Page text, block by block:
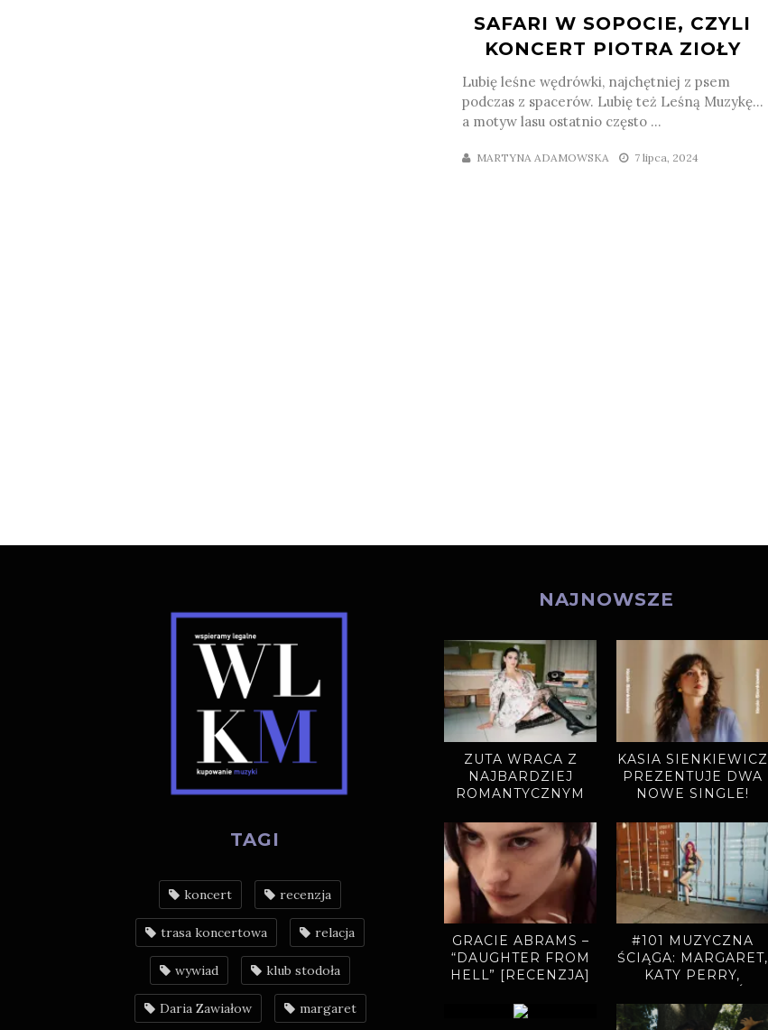
SAFARI W SOPOCIE, CZYLI
KONCERT PIOTRA ZIOŁY
Lubię leśne wędrówki, najchętniej z psem
podczas z spacerów. Lubię też Leśną Muzykę…
a motyw lasu ostatnio często ...
MARTYNA ADAMOWSKA 7 lipca, 2024
TAGI
koncert recenzja
trasa koncertowa relacja
wywiad klub stodoła
Daria Zawiałow margaret
NAJNOWSZE
ZUTA WRACA Z
NAJBARDZIEJ
ROMANTYCZNYM
„MIODOWE LATA”
ZAPOWIADAJĄ
NOWY ALBUM
KASIA SIENKIEWICZ
PREZENTUJE DWA
NOWE SINGLE!
GRACIE ABRAMS –
“DAUGHTER FROM
HELL” [RECENZJA]
#101 MUZYCZNA
ŚCIĄGA: MARGARET,
KATY PERRY,
BAMBI